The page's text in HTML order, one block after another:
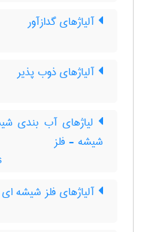
آلیاژهای گدازآور
آلیاژهای ذوب پذیر
لیاژهای آب بندی
شیشه - فلز
آلیاژهای فلز شیشه